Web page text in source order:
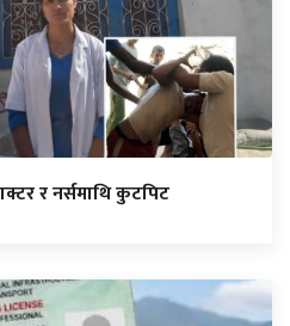
र नर्समाथि कुटपिट